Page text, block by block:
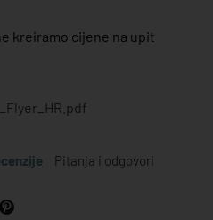
kreiramo cijene na upit
Pitanja i odgovori